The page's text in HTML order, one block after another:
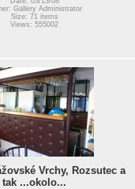
Gallery Administrator
Size: 71 items
Views: 555002
Vrchy, Rozsutec a
tak ...okolo...